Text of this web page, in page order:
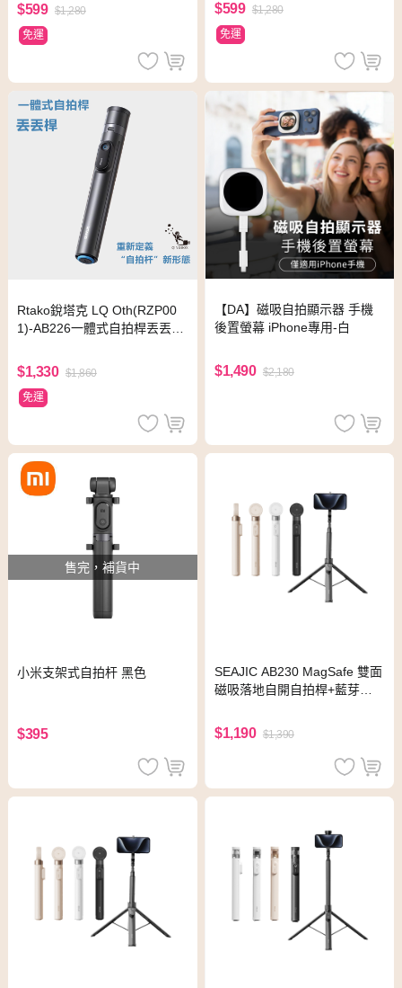
$599 $1,280
免運
$599 $1,280
免運
Rtako銳塔克 LQ Oth(RZP00
1)-AB226一體式自拍桿丟丟桿
$1,330 $1,860
免運
【DA】磁吸自拍顯示器 手機
後置螢幕 iPhone專用-白
$1,490 $2,180
售完，補貨中
小米支架式自拍杆 黑色
$395
SEAJIC AB230 MagSafe 雙面
磁吸落地自開自拍桿+藍芽輔
$1,190 $1,390